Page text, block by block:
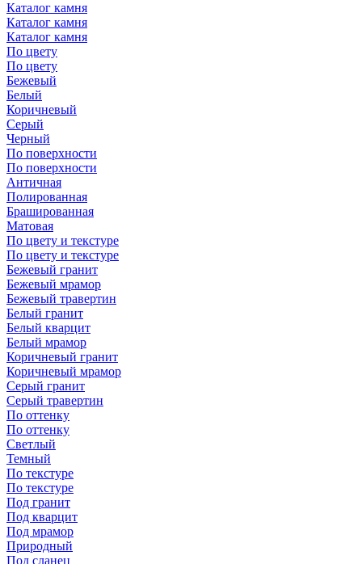
Каталог камня
Каталог камня
Каталог камня
По цвету
По цвету
Бежевый
Белый
Коричневый
Серый
Черный
По поверхности
По поверхности
Античная
Полированная
Брашированная
Матовая
По цвету и текстуре
По цвету и текстуре
Бежевый гранит
Бежевый мрамор
Бежевый травертин
Белый гранит
Белый кварцит
Белый мрамор
Коричневый гранит
Коричневый мрамор
Серый гранит
Серый травертин
По оттенку
По оттенку
Светлый
Темный
По текстуре
По текстуре
Под гранит
Под кварцит
Под мрамор
Природный
Под сланец